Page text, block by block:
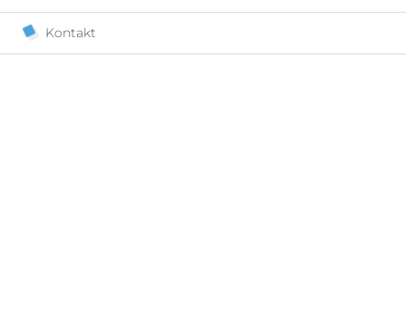
Kontakt